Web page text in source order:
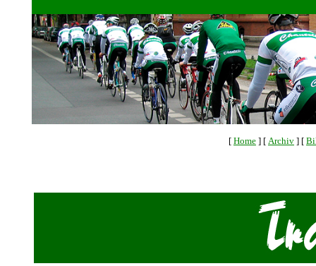
[ Home ] [ Archiv ] [